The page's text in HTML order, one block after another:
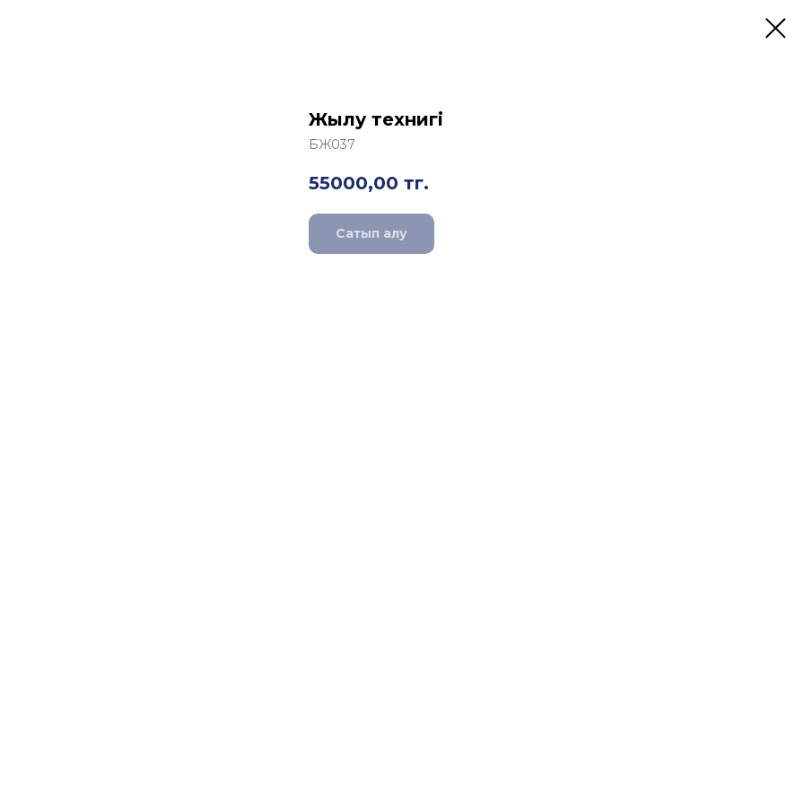
Жылу технигі
БЖ037
55000,00 тг.
Сатып алу